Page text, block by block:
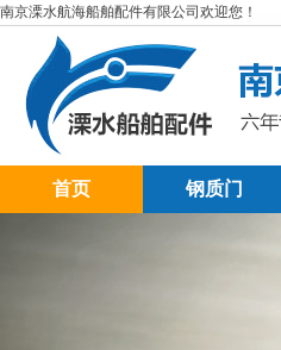
南京溧水航海船舶配件有限公司欢迎您！
首页 钢质门